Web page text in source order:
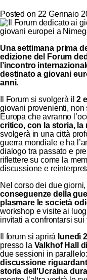
Posted on 22 Gennaio
Una settimana prima
edizione del Forum
l’incontro
destinato a giovani
anni.
Il Forum si svolgerà il2
giovani provenienti, non
Europa che avranno
critico, con la storia, la
svolgerà in una città
guerra mondiale e ha
dialogo tra passato e
riflettere su come la
discussione e
Nel corso dei due
conseguenze della
plasmare le società
workshop e visite ai
invitati a confrontarsi
Il forum si aprirà lunedì 2
presso la Valkhof Hall
due sessioni in parallelo:
discussione
storia dell’Ucraina